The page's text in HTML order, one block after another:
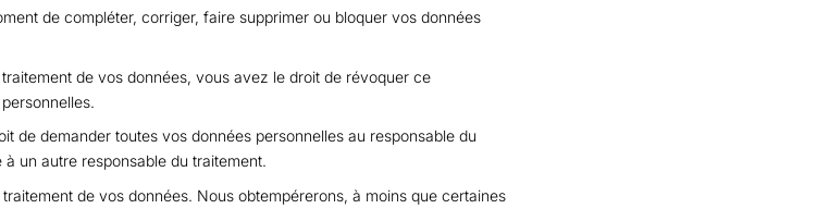
de compléter, corriger, faire supprimer ou bloquer vos données
de vos données, vous avez le droit de révoquer ce
de demander toutes vos données personnelles au responsable du
un autre responsable du traitement.
de vos données. Nous obtempérerons, à moins que certaines